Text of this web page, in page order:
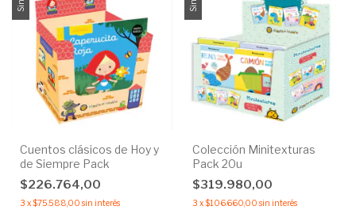
Cuentos clásicos de Hoy y
de Siempre Pack
$226.764,00
3 x$75.588,00 sin interés
Colección Minitexturas
Pack 20u
$319.980,00
3 x$106.660,00 sin interés